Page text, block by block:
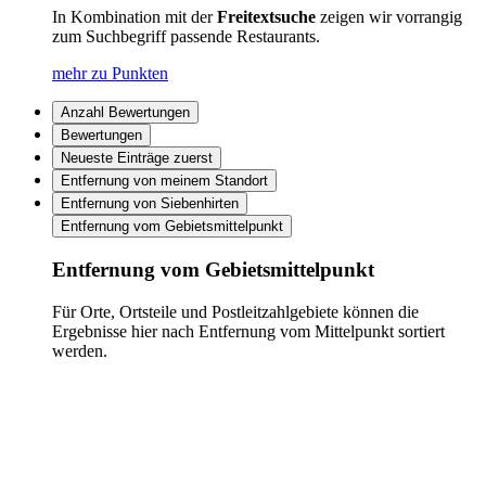
In Kombination mit derFreitextsuche zeigen wir vorrangig
zum Suchbegriff passende Restaurants.
mehr zu Punkten
Anzahl Bewertungen
Bewertungen
Neueste Einträge zuerst
Entfernung von meinem Standort
Entfernung von Siebenhirten
Entfernung vom Gebietsmittelpunkt
Entfernung vom Gebietsmittelpunkt
Für Orte, Ortsteile und Postleitzahlgebiete können die
Ergebnisse hier nach Entfernung vom Mittelpunkt sortiert
werden.